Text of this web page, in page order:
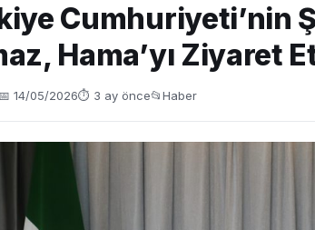
Cumhuriyeti’nin
Hama’yı Ziyaret
📅 14/05/2026⏱ 3 ay önce📂Haber